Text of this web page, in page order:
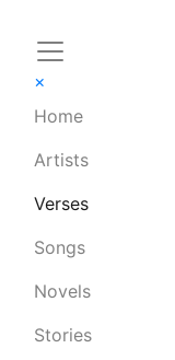
×
Home
Artists
Verses
Songs
Novels
Stories